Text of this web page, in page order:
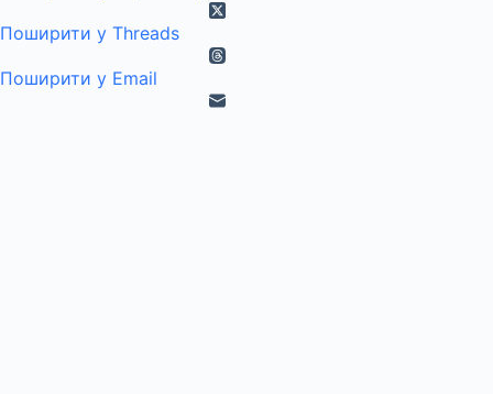
Поширити у Threads
Поширити у Email